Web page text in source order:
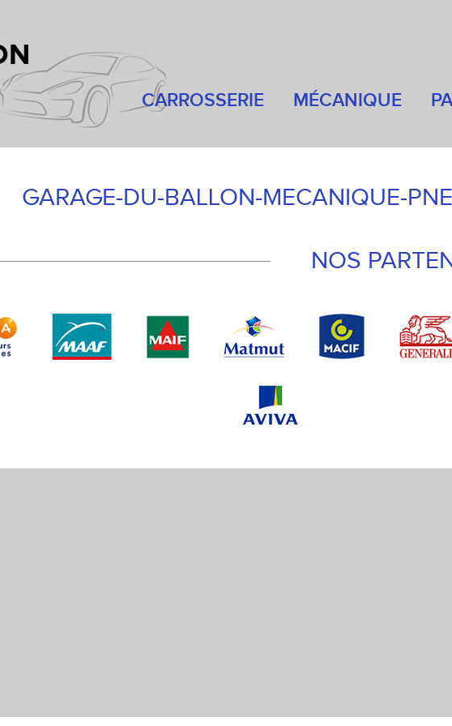
CARROSSERIE MÉCANIQUE
GARAGE-DU-BALLON-MECANIQUE-
NOS